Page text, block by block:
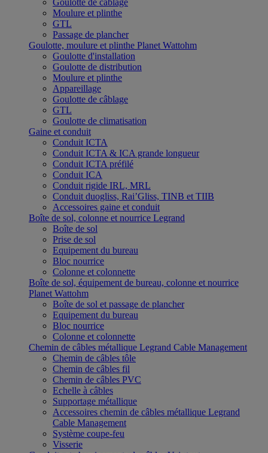
Goulotte de câblage
Moulure et plinthe
GTL
Passage de plancher
Goulotte, moulure et plinthe Planet Wattohm
Goulotte d'installation
Goulotte de distribution
Moulure et plinthe
Appareillage
Goulotte de câblage
GTL
Goulotte de climatisation
Gaine et conduit
Conduit ICTA
Conduit ICTA & ICA grande longueur
Conduit ICTA préfilé
Conduit ICA
Conduit rigide IRL, MRL
Conduit duogliss, Rai’Gliss, TINB et TIIB
Accessoires gaine et conduit
Boîte de sol, colonne et nourrice Legrand
Boîte de sol
Prise de sol
Equipement du bureau
Bloc nourrice
Colonne et colonnette
Boîte de sol, équipement de bureau, colonne et nourrice
Planet Wattohm
Boîte de sol et passage de plancher
Equipement du bureau
Bloc nourrice
Colonne et colonnette
Chemin de câbles métallique Legrand Cable Management
Chemin de câbles tôle
Chemin de câbles fil
Chemin de câbles PVC
Echelle à câbles
Supportage métallique
Accessoires chemin de câbles métallique Legrand
Cable Management
Système coupe-feu
Visserie